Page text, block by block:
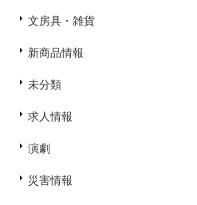
文房具・雑貨
新商品情報
未分類
求人情報
演劇
災害情報